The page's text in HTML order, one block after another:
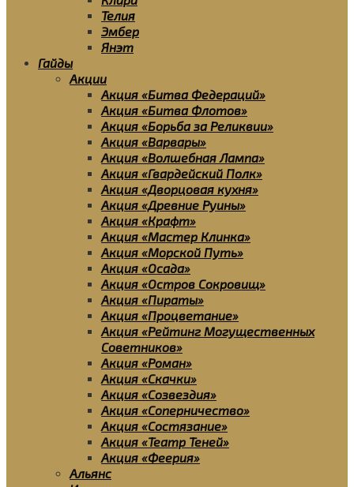
Телия
Эмбер
Янэт
Гайды
Акции
Акция «Битва Федераций»
Акция «Битва Флотов»
Акция «Борьба за Реликвии»
Акция «Варвары»
Акция «Волшебная Лампа»
Акция «Гвардейский Полк»
Акция «Дворцовая кухня»
Акция «Древние Руины»
Акция «Крафт»
Акция «Мастер Клинка»
Акция «Морской Путь»
Акция «Осада»
Акция «Остров Сокровищ»
Акция «Пираты»
Акция «Процветание»
Акция «Рейтинг Могущественных
Советников»
Акция «Роман»
Акция «Скачки»
Акция «Созвездия»
Акция «Соперничество»
Акция «Состязание»
Акция «Театр Теней»
Акция «Феерия»
Альянс